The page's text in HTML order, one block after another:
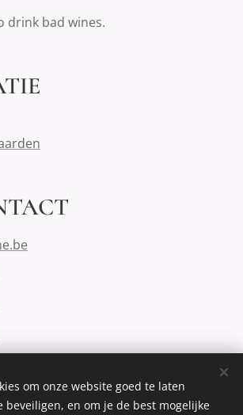
drink bad wines.
gemaakt doorWebnode Cookies
om onze website goed te laten
en om je de best mogelijke